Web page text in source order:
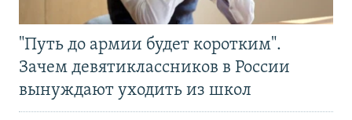
"Путь до армии будет коротким".
Зачем девятиклассников в России
вынуждают уходить из школ